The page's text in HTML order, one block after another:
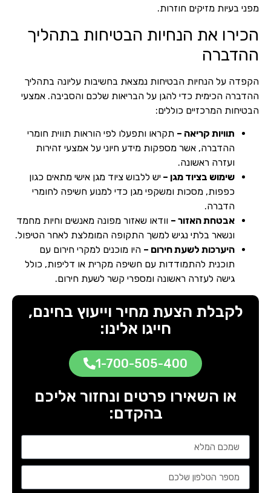
מפני בעיות מזיקים חוזרות.
הכירו את הנחיות הבטיחות בתהליך
ההדברה
הקפדה על הנחיות הבטיחות נמצאת בחשיבות עליונה בתהליך
ההדברה הכימית כדי להגן על הבריאות שלכם והסביבה. אמצעי
הבטיחות המרכזיים כוללים:
תוויות קריאה – תקראו ותפעלו לפי הוראות תווית חומרי
ההדברה, אשר מספקות מידע חיוני על אמצעי זהירות
ועזרה ראשונה.
שימוש בציוד מגן – יש ללבוש ציוד מגן אישי מתאים כגון
כפפות, מסכות ומשקפי מגן כדי למנוע חשיפה לחומרי
הדברה.
אבטחת האזור – וודאו שאזור מפונה מאנשים וחיות מחמד
ונשאר בלתי נגיש למשך התקופה המומלצת לאחר הטיפול.
היערכות לשעת חירום – היו מוכנים למקרי חירום עם
תוכנית להתמודדות עם חשיפה מקרית או דליפות, כולל
גישה לעזרה ראשונה ומספרי קשר לשעת חירום.
לקבלת הצעת מחיר וייעוץ בחינם,
חייגו אלינו:
1-700-505-400
או השאירו פרטים ונחזור אליכם
בהקדם: